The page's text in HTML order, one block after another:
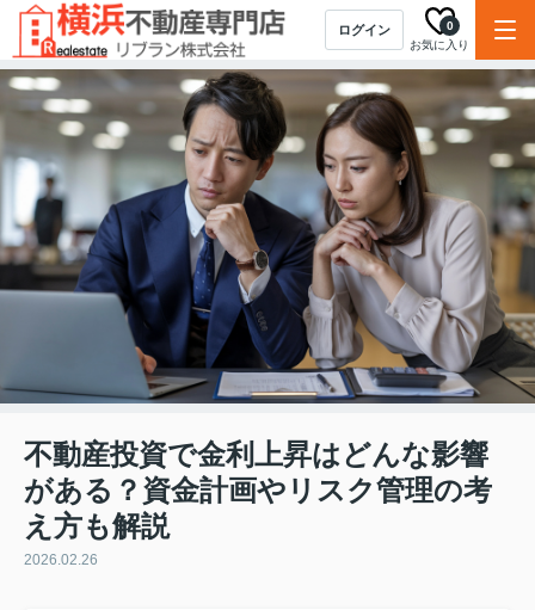
ログイン
お気に入り
0
不動産投資で金利上昇はどんな影響
がある？資金計画やリスク管理の考
え方も解説
2026.02.26